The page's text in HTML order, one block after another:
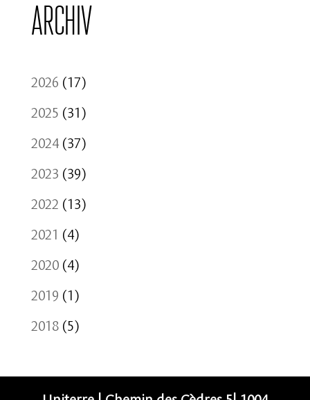
Archiv
2026 (17)
2025 (31)
2024(37)
2023 (39)
2022 (13)
2021 (4)
2020(4)
2019 (1)
2018(5)